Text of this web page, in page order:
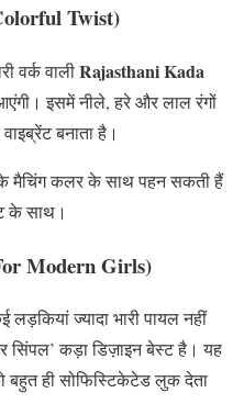
Twist)
वर्क वालीRajasthani Kada
इसमें नीले, हरे और लाल रंगों
बनाता है।
मैचिंग कलर के साथ पहन सकती हैं
के साथ।
Modern Girls)
ज्यादा भारी पायल नहीं
सिंपल’ कड़ा डिज़ाइन बेस्ट है। यह
बहुत ही सोफिस्टिकेटेड लुक देता